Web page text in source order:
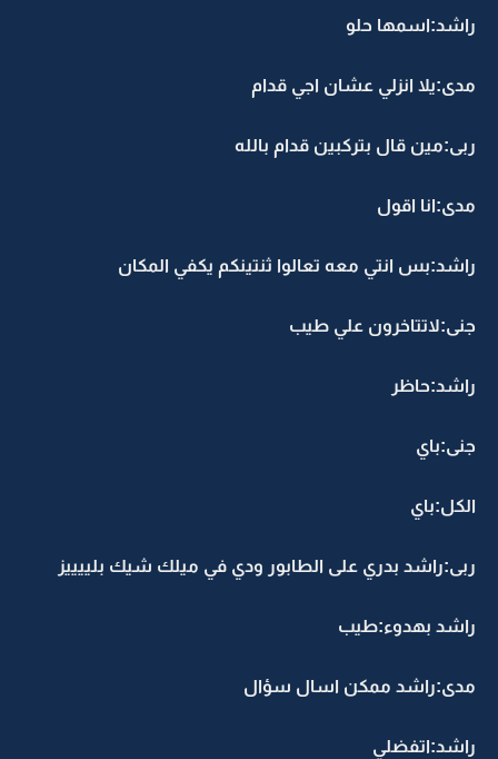
راشد:اسمها حلو
مدى:يلا انزلي عشان اجي قدام
ربى:مين قال بتركبين قدام بالله
مدى:انا اقول
راشد:بس انتي معه تعالوا ثنتينكم يكفي المكان
جنى:لاتتاخرون علي طيب
راشد:حاظر
جنى:باي
الكل:باي
ربى:راشد بدري على الطابور ودي في ميلك شيك بلييييز
راشد بهدوء:طيب
مدى:راشد ممكن اسال سؤال
راشد:اتفضلي